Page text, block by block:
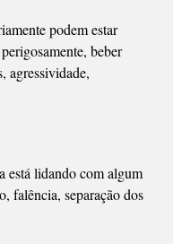
podem estar
beber
agressividade,
está lidando com algum
falência, separação dos